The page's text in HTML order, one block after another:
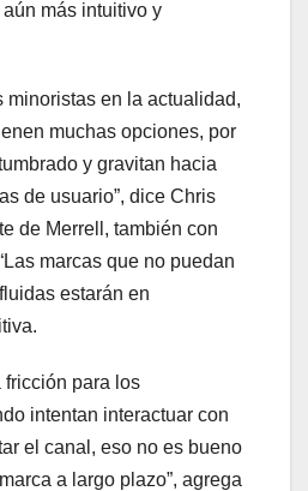
más intuitivo y
minoristas en la actualidad,
muchas opciones, por
y gravitan hacia
de usuario”, dice Chris
de Merrell, también con
marcas que no puedan
estarán en
fricción para los
intentan interactuar con
el canal, eso no es bueno
a largo plazo”, agrega